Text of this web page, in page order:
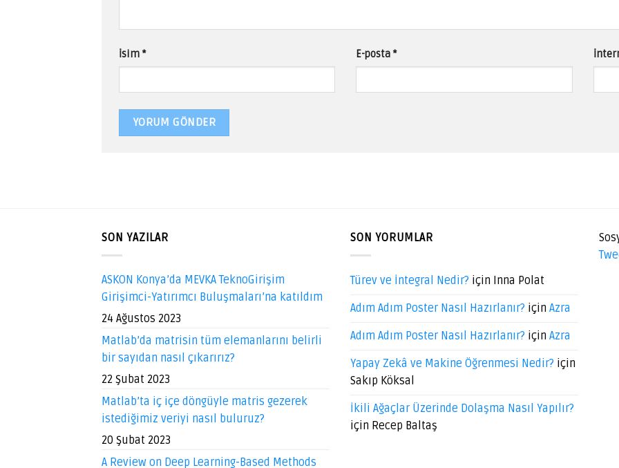
İsim * E-posta *
SON YAZILAR
ASKON Konya’da MEVKA TeknoGirişim
Girişimci-Yatırımcı Buluşmaları’na katıldım
24 Ağustos 2023
Matlab’da matrisin tüm elemanlarını belirli
bir sayıdan nasıl çıkarırız?
22 Şubat 2023
Matlab’ta iç içe döngüyle matris gezerek
istediğimiz veriyi nasıl buluruz?
20 Şubat 2023
A Review on Deep Learning-Based Methods
SON YORUMLAR
Türev ve İntegral Nedir? için Inna Polat
Adım Adım Poster Nasıl Hazırlanır? için Azra
Adım Adım Poster Nasıl Hazırlanır? için Azra
Yapay Zekâ ve Makine Öğrenmesi Nedir? için
Sakıp Köksal
İkili Ağaçlar Üzerinde Dolaşma Nasıl Yapılır?
için Recep Baltaş